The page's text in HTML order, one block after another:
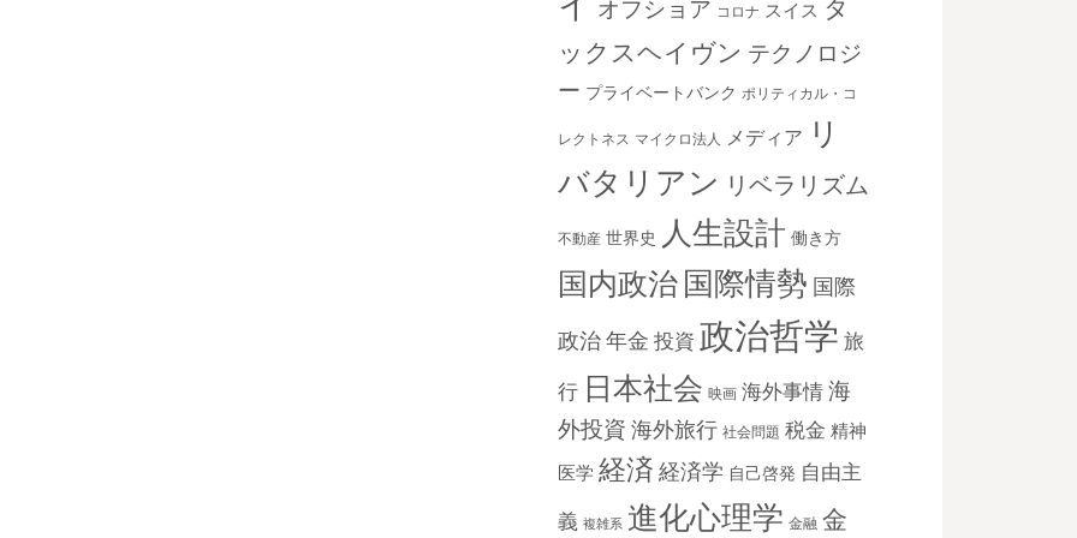
オフショア コロナ スイス タ
ックスヘイヴン テクノロジ
ー プライベートバンク ポリティカル・コ
レクトネス マイクロ法人 メディア
リ
バタリアン リベラリズム
不動産 世界史 人生設計 働き方
国内政治 国際情勢 国際
政治 年金 投資 政治哲学 旅
行 日本社会 映画 海外事情 海
外投資 海外旅行 社会問題 税金 精神
医学 経済 経済学 自己啓発 自由主
義 複雑系 進化心理学 金融 金